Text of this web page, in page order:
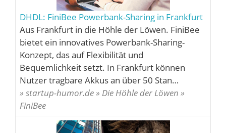
DHDL: FiniBee Powerbank-Sharing in Frankfurt
Aus Frankfurt in die Höhle der Löwen. FiniBee
bietet ein innovatives Powerbank-Sharing-
Konzept, das auf Flexibilität und
Bequemlichkeit setzt. In Frankfurt können
Nutzer tragbare Akkus an über 50 Stan…
» startup-humor.de » Die Höhle der Löwen »
FiniBee